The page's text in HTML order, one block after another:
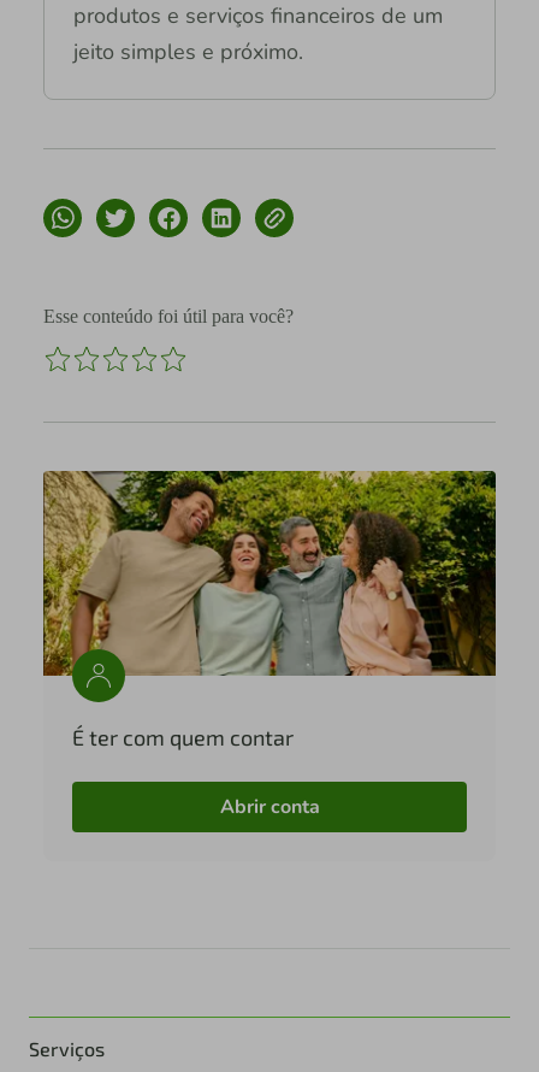
produtos e serviços financeiros de um
jeito simples e próximo.
Esse conteúdo foi útil para você?
É ter com quem contar
Abrir conta
Serviços